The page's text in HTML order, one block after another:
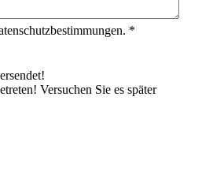
*
Versuchen Sie es später